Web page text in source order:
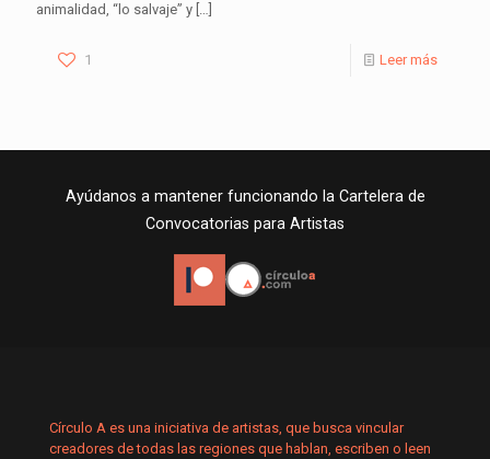
animalidad, “lo salvaje” y […]
1 Leer más
Ayúdanos a mantener funcionando la Cartelera de
Convocatorias para Artistas
Círculo A es una iniciativa de artistas, que busca vincular
creadores de todas las regiones que hablan, escriben o leen